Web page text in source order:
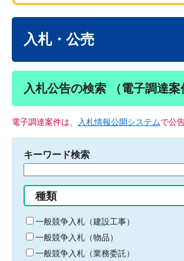
入札・公売
入札公告の検索 （電子調達案
電子調達案件は、 入札情報公開システムで公
キーワード検索
る
キ
ー
ワ
ー
種類
一般競争入札（建設工事）
一般競争入札（物品）
一般競争入札（業務委託）